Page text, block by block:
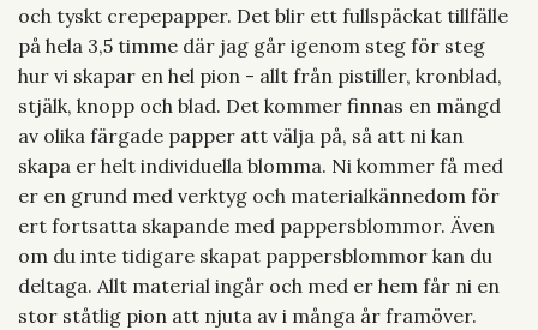
och tyskt crepepapper. Det blir ett fullspäckat tillfälle
på hela 3,5 timme där jag går igenom steg för steg
hur vi skapar en hel pion - allt från pistiller, kronblad,
stjälk, knopp och blad. Det kommer finnas en mängd
av olika färgade papper att välja på, så att ni kan
skapa er helt individuella blomma. Ni kommer få med
er en grund med verktyg och materialkännedom för
ert fortsatta skapande med pappersblommor. Även
om du inte tidigare skapat pappersblommor kan du
deltaga. Allt material ingår och med er hem får ni en
stor ståtlig pion att njuta av i många år framöver.